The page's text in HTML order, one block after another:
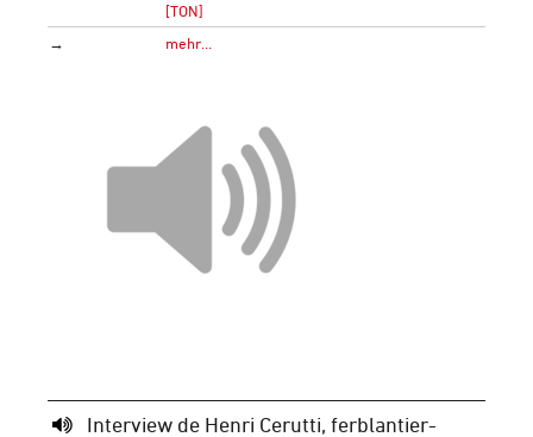
[TON]
→
mehr…
Interview de Henri Cerutti, ferblantier-